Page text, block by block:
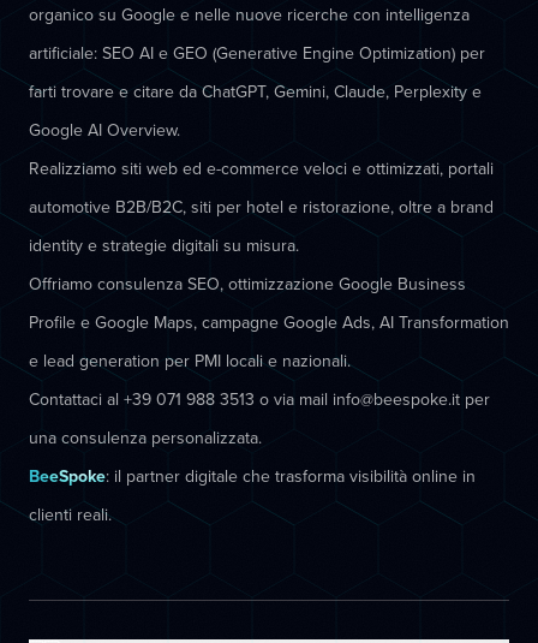
organico su Google e nelle nuove ricerche con intelligenza
artificiale: SEO AI e GEO (Generative Engine Optimization) per
farti trovare e citare da ChatGPT, Gemini, Claude, Perplexity e
Google AI Overview.
Realizziamo siti web ed e-commerce veloci e ottimizzati, portali
automotive B2B/B2C, siti per hotel e ristorazione, oltre a brand
identity e strategie digitali su misura.
Offriamo consulenza SEO, ottimizzazione Google Business
Profile e Google Maps, campagne Google Ads, AI Transformation
e lead generation per PMI locali e nazionali.
Contattaci al +39 071 988 3513 o via mail info@beespoke.it per
una consulenza personalizzata.
BeeSpoke: il partner digitale che trasforma visibilità online in
clienti reali.